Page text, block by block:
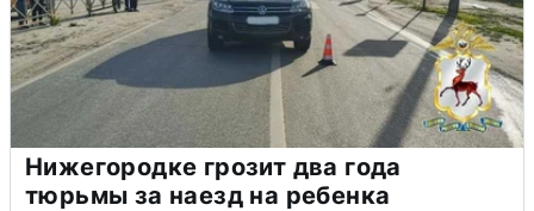
Нижегородке грозит два года
тюрьмы за наезд на ребенка